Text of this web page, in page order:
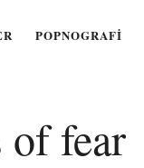
POPNOGRAFI
of fear